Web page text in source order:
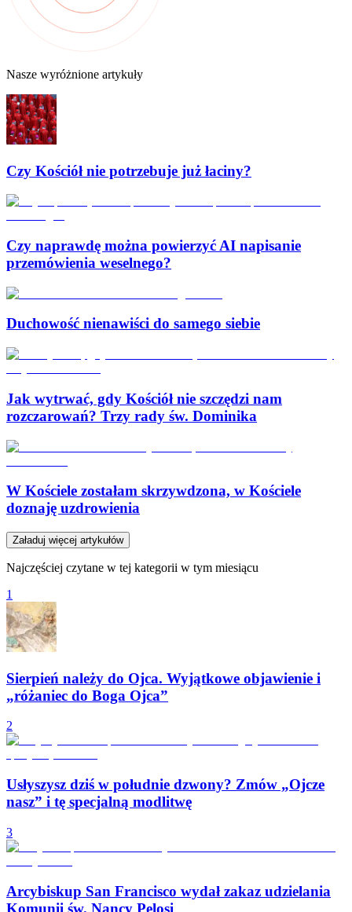
Nasze wyróżnione artykuły
Czy Kościół nie potrzebuje już łaciny?
Czy naprawdę można powierzyć AI napisanie
przemówienia weselnego?
Duchowość nienawiści do samego siebie
Jak wytrwać, gdy Kościół nie szczędzi nam
rozczarowań? Trzy rady św. Dominika
W Kościele zostałam skrzywdzona, w Kościele
doznaję uzdrowienia
Załaduj więcej artykułów
Najczęściej czytane w tej kategorii w tym miesiącu
1
Sierpień należy do Ojca. Wyjątkowe objawienie i
„różaniec do Boga Ojca”
2
Usłyszysz dziś w południe dzwony? Zmów „Ojcze
nasz” i tę specjalną modlitwę
3
Arcybiskup San Francisco wydał zakaz udzielania
Komunii św. Nancy Pelosi